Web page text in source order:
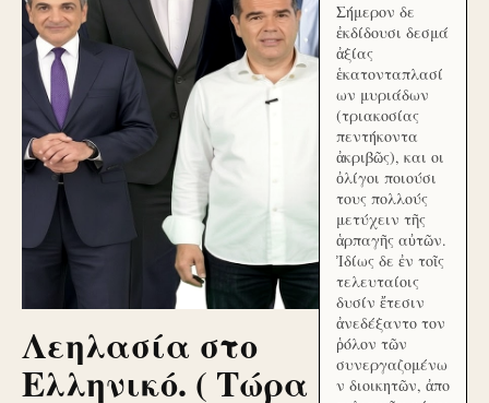
Λεηλασία στο
Ελληνικό. ( Τώρα
Σήμερον δε
ἐκδίδουσι δεσμά
ἀξίας
ἑκατονταπλασί
ων μυριάδων
(τριακοσίας
πεντήκοντα
ἀκριβῶς), και οι
ὀλίγοι ποιούσι
τους πολλούς
μετύχειν τῆς
ἁρπαγῆς αὐτῶν.
Ἰδίως δε ἐν τοῖς
τελευταίοις
δυσίν ἔτεσιν
ἀνεδέξαντο τον
ῥόλον τῶν
συνεργαζομένω
ν διοικητῶν, ἀπο